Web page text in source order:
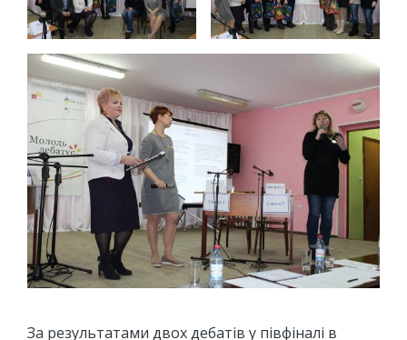
За результатами двох дебатів у півфіналі в